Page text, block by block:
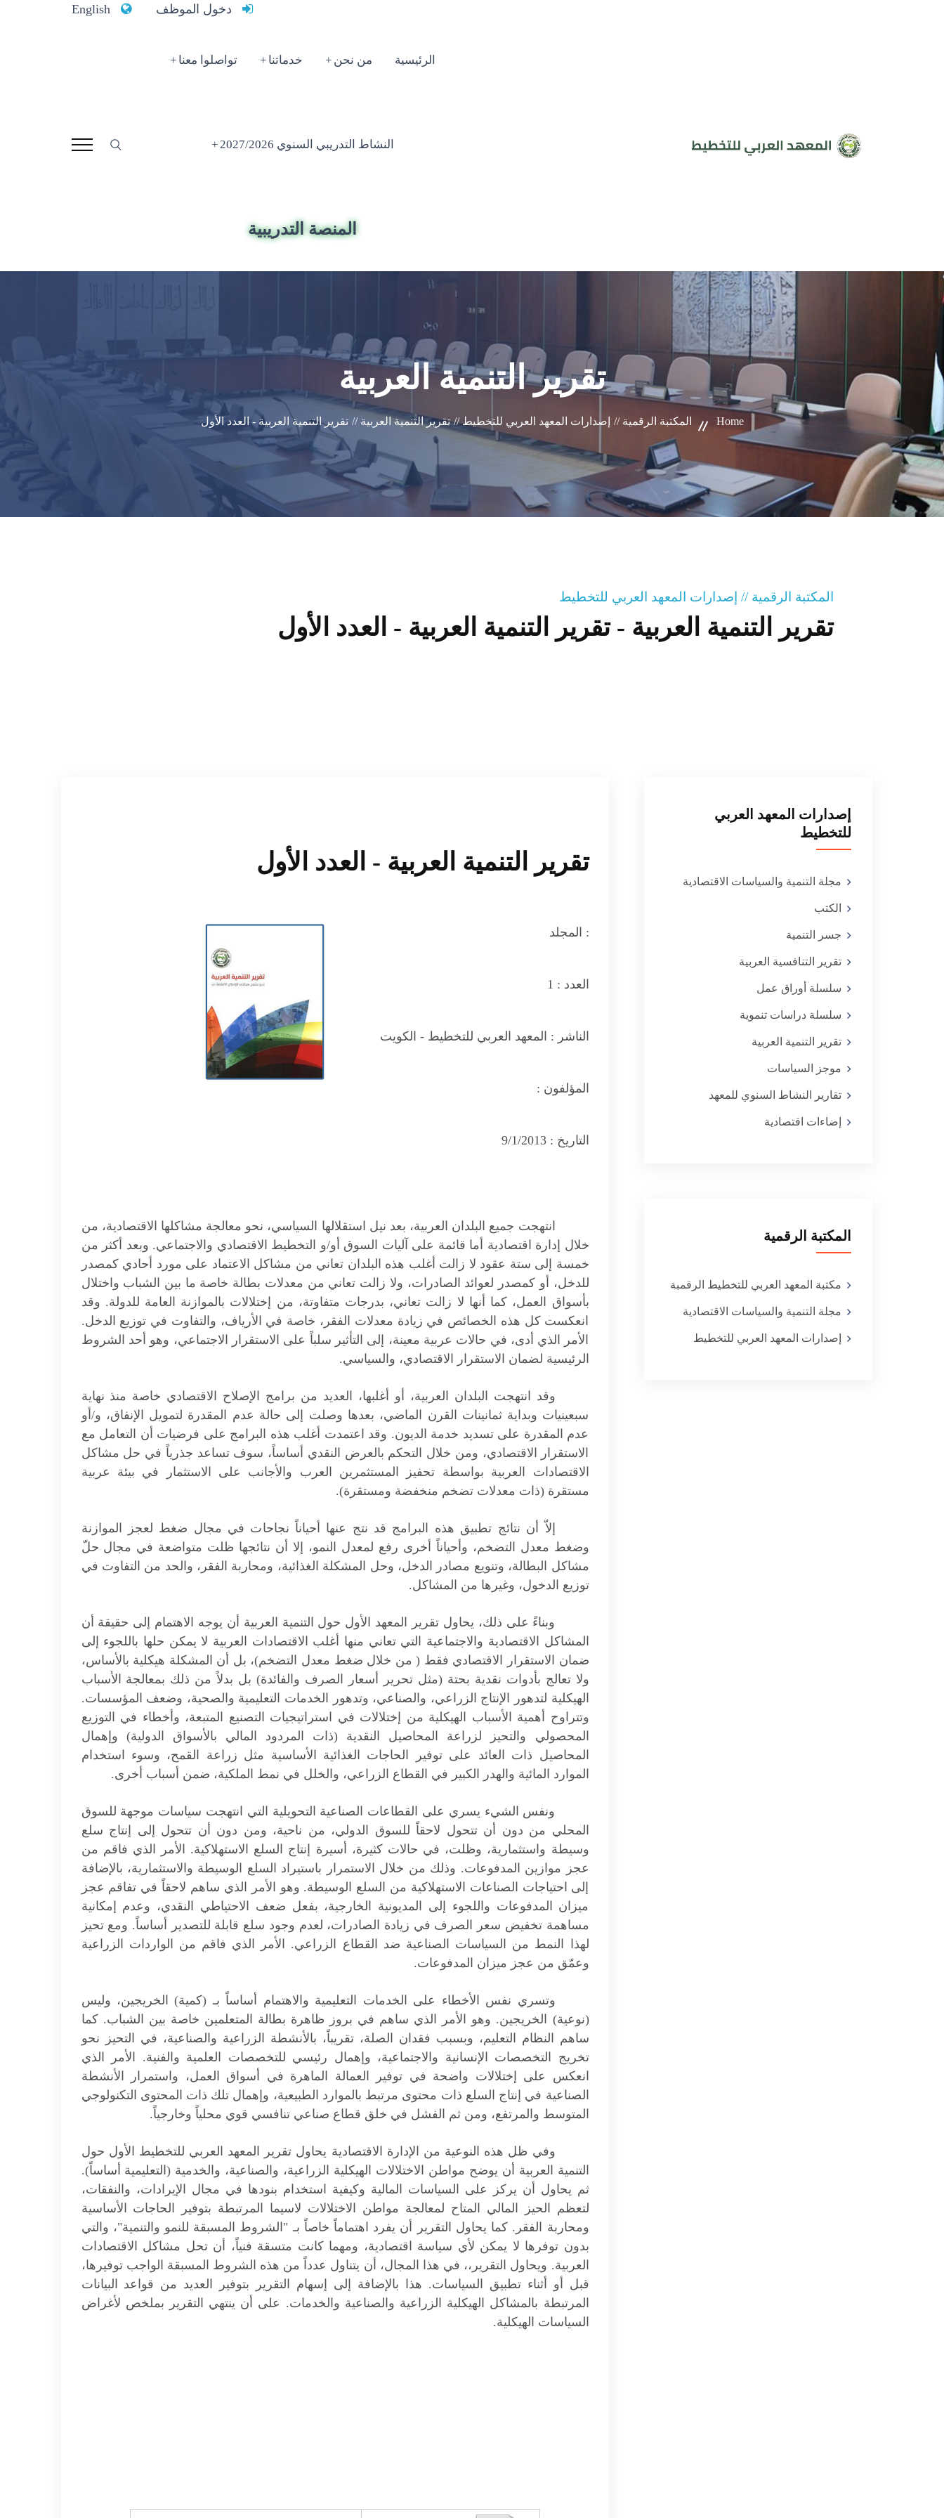
دخول الموظف English
الرئيسية من نحن خدماتنا تواصلوا معنا
النشاط التدريبي السنوي 2027/2026
المنصة التدريبية
تقرير التنمية العربية
Home المكتبة الرقمية // إصدارات المعهد العربي للتخطيط // تقرير التنمية العربية // تقرير التنمية العربية - العدد الأول
المكتبة الرقمية // إصدارات المعهد العربي للتخطيط
تقرير التنمية العربية - تقرير التنمية العربية - العدد الأول
تقرير التنمية العربية - العدد الأول
المجلد :
العدد : 1
الناشر : المعهد العربي للتخطيط - الكويت
المؤلفون :
التاريخ :9/1/2013
انتهجت جميع البلدان العربية، بعد نيل استقلالها السياسي، نحو معالجة مشاكلها الاقتصادية، من
خلال إدارة اقتصادية أما قائمة على آليات السوق أو/و التخطيط الاقتصادي والاجتماعي. وبعد أكثر من
خمسة إلى ستة عقود لا زالت أغلب هذه البلدان تعاني من مشاكل الاعتماد على مورد أحادي كمصدر
للدخل، أو كمصدر لعوائد الصادرات، ولا زالت تعاني من معدلات بطالة خاصة ما بين الشباب واختلال
بأسواق العمل، كما أنها لا زالت تعاني، بدرجات متفاوتة، من إختلالات بالموازنة العامة للدولة. وقد
انعكست كل هذه الخصائص في زيادة معدلات الفقر، خاصة في الأرياف، والتفاوت في توزيع الدخل.
الأمر الذي أدى، في حالات عربية معينة، إلى التأثير سلباً على الاستقرار الاجتماعي، وهو أحد الشروط
الرئيسية لضمان الاستقرار الاقتصادي، والسياسي.
وقد انتهجت البلدان العربية، أو أغلبها، العديد من برامج الإصلاح الاقتصادي خاصة منذ نهاية
سبعينيات وبداية ثمانينات القرن الماضي، بعدها وصلت إلى حالة عدم المقدرة لتمويل الإنفاق، و/أو
عدم المقدرة على تسديد خدمة الديون. وقد اعتمدت أغلب هذه البرامج على فرضيات أن التعامل مع
الاستقرار الاقتصادي، ومن خلال التحكم بالعرض النقدي أساساً، سوف تساعد جذرياً في حل مشاكل
الاقتصادات العربية بواسطة تحفيز المستثمرين العرب والأجانب على الاستثمار في بيئة عربية
مستقرة (ذات معدلات تضخم منخفضة ومستقرة).
إلاّ أن نتائج تطبيق هذه البرامج قد نتج عنها أحياناً نجاحات في مجال ضغط لعجز الموازنة
وضغط معدل التضخم، وأحياناً أخرى رفع لمعدل النمو، إلا أن نتائجها ظلت متواضعة في مجال حلّ
مشاكل البطالة، وتنويع مصادر الدخل، وحل المشكلة الغذائية، ومحاربة الفقر، والحد من التفاوت في
توزيع الدخول، وغيرها من المشاكل.
وبناءً على ذلك، يحاول تقرير المعهد الأول حول التنمية العربية أن يوجه الاهتمام إلى حقيقة أن
المشاكل الاقتصادية والاجتماعية التي تعاني منها أغلب الاقتصادات العربية لا يمكن حلها باللجوء إلى
ضمان الاستقرار الاقتصادي فقط ( من خلال ضغط معدل التضخم)، بل أن المشكلة هيكلية بالأساس،
ولا تعالج بأدوات نقدية بحتة (مثل تحرير أسعار الصرف والفائدة) بل بدلاً من ذلك بمعالجة الأسباب
الهيكلية لتدهور الإنتاج الزراعي، والصناعي، وتدهور الخدمات التعليمية والصحية، وضعف المؤسسات.
وتتراوح أهمية الأسباب الهيكلية من إختلالات في استراتيجيات التصنيع المتبعة، وأخطاء في التوزيع
المحصولي والتحيز لزراعة المحاصيل النقدية (ذات المردود المالي بالأسواق الدولية) وإهمال
المحاصيل ذات العائد على توفير الحاجات الغذائية الأساسية مثل زراعة القمح، وسوء استخدام
الموارد المائية والهدر الكبير في القطاع الزراعي، والخلل في نمط الملكية، ضمن أسباب أخرى.
ونفس الشيء يسري على القطاعات الصناعية التحويلية التي انتهجت سياسات موجهة للسوق
المحلي من دون أن تتحول لاحقاً للسوق الدولي، من ناحية، ومن دون أن تتحول إلى إنتاج سلع
وسيطة واستثمارية، وظلت، في حالات كثيرة، أسيرة إنتاج السلع الاستهلاكية. الأمر الذي فاقم من
عجز موازين المدفوعات. وذلك من خلال الاستمرار باستيراد السلع الوسيطة والاستثمارية، بالإضافة
إلى احتياجات الصناعات الاستهلاكية من السلع الوسيطة. وهو الأمر الذي ساهم لاحقاً في تفاقم عجز
ميزان المدفوعات واللجوء إلى المديونية الخارجية، بفعل ضعف الاحتياطي النقدي، وعدم إمكانية
مساهمة تخفيض سعر الصرف في زيادة الصادرات، لعدم وجود سلع قابلة للتصدير أساساً. ومع تحيز
لهذا النمط من السياسات الصناعية ضد القطاع الزراعي. الأمر الذي فاقم من الواردات الزراعية
وعمّق من عجز ميزان المدفوعات.
وتسري نفس الأخطاء على الخدمات التعليمية والاهتمام أساساً بـ (كمية) الخريجين، وليس
(نوعية) الخريجين. وهو الأمر الذي ساهم في بروز ظاهرة بطالة المتعلمين خاصة بين الشباب. كما
ساهم النظام التعليم، وبسبب فقدان الصلة، تقريباً، بالأنشطة الزراعية والصناعية، في التحيز نحو
تخريج التخصصات الإنسانية والاجتماعية، وإهمال رئيسي للتخصصات العلمية والفنية. الأمر الذي
انعكس على إختلالات واضحة في توفير العمالة الماهرة في أسواق العمل، واستمرار الأنشطة
الصناعية في إنتاج السلع ذات محتوى مرتبط بالموارد الطبيعية، وإهمال تلك ذات المحتوى التكنولوجي
المتوسط والمرتفع، ومن ثم الفشل في خلق قطاع صناعي تنافسي قوي محلياً وخارجياً.
وفي ظل هذه النوعية من الإدارة الاقتصادية يحاول تقرير المعهد العربي للتخطيط الأول حول
التنمية العربية أن يوضح مواطن الاختلالات الهيكلية الزراعية، والصناعية، والخدمية (التعليمية أساساً).
ثم يحاول أن يركز على السياسات المالية وكيفية استخدام بنودها في مجال الإيرادات، والنفقات،
لتعظم الحيز المالي المتاح لمعالجة مواطن الاختلالات لاسيما المرتبطة بتوفير الحاجات الأساسية
ومحاربة الفقر. كما يحاول التقرير أن يفرد اهتماماً خاصاً بـ "الشروط المسبقة للنمو والتنمية"، والتي
بدون توفرها لا يمكن لأي سياسة اقتصادية، ومهما كانت متسقة فنياً، أن تحل مشاكل الاقتصادات
العربية. ويحاول التقرير،، في هذا المجال، أن يتناول عدداً من هذه الشروط المسبقة الواجب توفيرها،
قبل أو أثناء تطبيق السياسات. هذا بالإضافة إلى إسهام التقرير بتوفير العديد من قواعد البيانات
المرتبطة بالمشاكل الهيكلية الزراعية والصناعية والخدمات. على أن ينتهي التقرير بملخص لأغراض
السياسات الهيكلية.
إصدارات المعهد العربي
للتخطيط
مجلة التنمية والسياسات الاقتصادية
الكتب
جسر التنمية
تقرير التنافسية العربية
سلسلة أوراق عمل
سلسلة دراسات تنموية
تقرير التنمية العربية
موجز السياسات
تقارير النشاط السنوي للمعهد
إضاءات اقتصادية
المكتبة الرقمية
مكتبة المعهد العربي للتخطيط الرقمبة
مجلة التنمية والسياسات الاقتصادية
إصدارات المعهد العربي للتخطيط